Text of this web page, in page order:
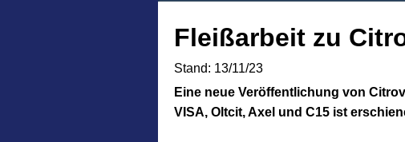
Fleißarbeit zu
Stand: 13/11/23
Eine neue Veröffentlichung von
VISA, Oltcit, Axel und C15 ist